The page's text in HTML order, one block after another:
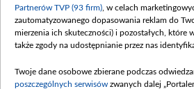
Partnerów TVP (93 firm) , w celach
zautomatyzowanego dopasowania reklam do
mierzenia ich skuteczności) i pozostałych, które
także zgody na udostępnianie przez nas
Twoje dane osobowe zbierane podczas
poszczególnych serwisów zwanych dalej